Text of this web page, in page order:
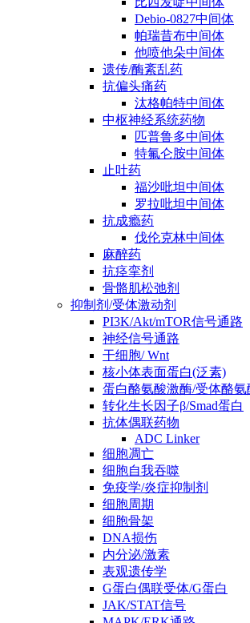
Debio-0827中间体
帕瑞昔布中间体
他喷他朵中间体
遗传/酶紊乱药
抗偏头痛药
汰格帕特中间体
中枢神经系统药物
匹普鲁多中间体
特氟仑胺中间体
止吐药
福沙吡坦中间体
罗拉吡坦中间体
抗成瘾药
伐伦克林中间体
麻醉药
抗痉挛剂
骨骼肌松弛剂
抑制剂/受体激动剂
PI3K/Akt/mTOR信号通路
神经信号通路
干细胞/ Wnt
核小体表面蛋白(泛素)
蛋白酪氨酸激酶/受体酪氨
转化生长因子β/Smad蛋白
抗体偶联药物
ADC Linker
细胞凋亡
细胞自我吞噬
免疫学/炎症抑制剂
细胞周期
细胞骨架
DNA损伤
内分泌/激素
表观遗传学
G蛋白偶联受体/G蛋白
JAK/STAT信号